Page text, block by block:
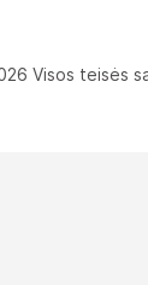
Visos teisės